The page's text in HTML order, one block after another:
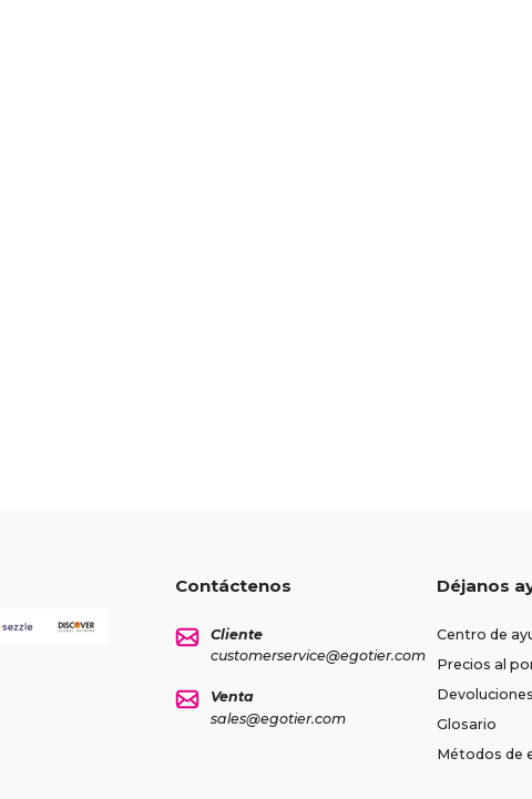
Contáctenos
Cliente
customerservice@egotier.com
Venta
sales@egotier.com
Déjanos
Centro de
Precios al
Glosario
Métodos de